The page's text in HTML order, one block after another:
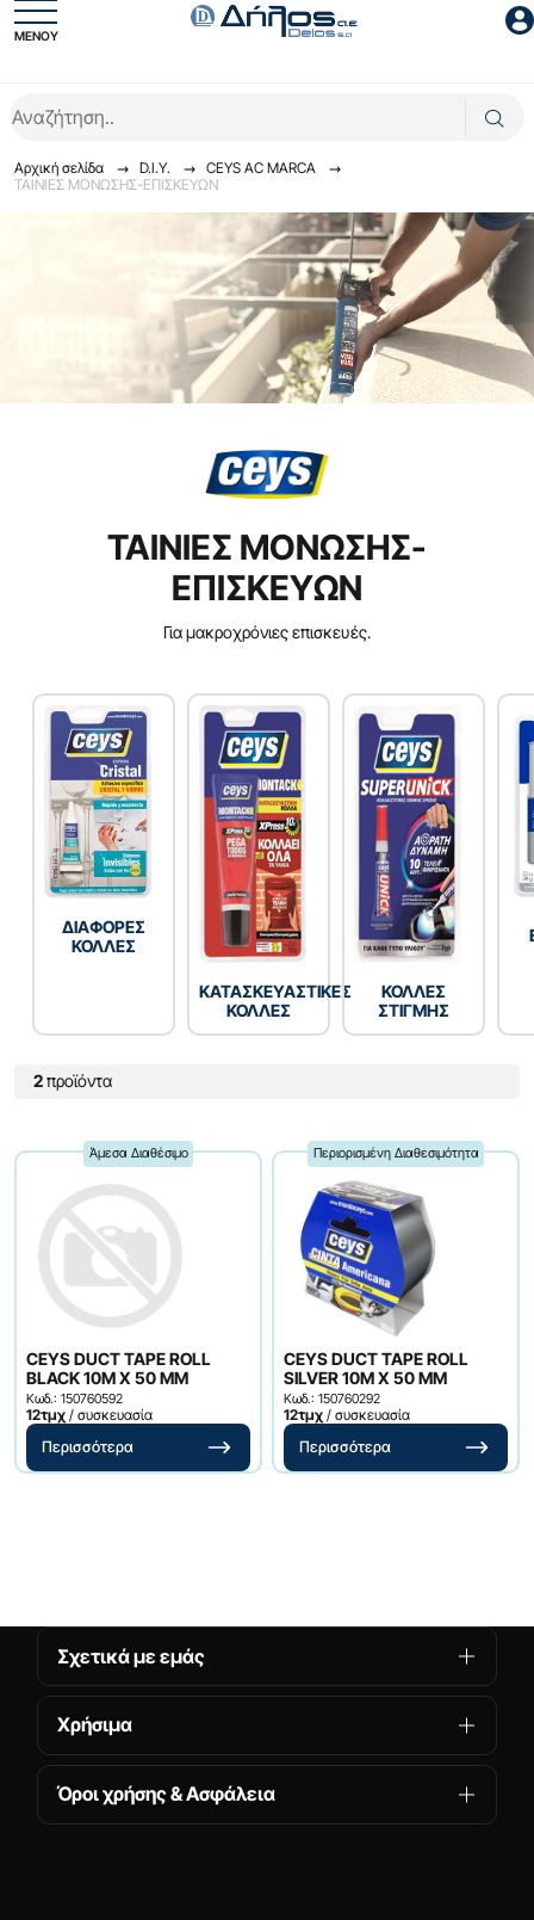
ΜΕΝΟΥ
Είσοδος
Ξέχασες το password;
Αρχική σελίδα D.I.Y.
CEYS AC MARCA
ΤΑΙΝΙΕΣ ΜΟΝΩΣΗΣ-ΕΠΙΣΚΕΥΩΝ
ΤΑΙΝΙΕΣ ΜΟΝΩΣΗΣ-
ΕΠΙΣΚΕΥΩΝ
Για μακροχρόνιες επισκευές.
ΔΙΑΦΟΡΕΣ
ΚΟΛΛΕΣ
ΚΑΤΑΣΚΕΥΑΣΤΙΚΕΣ
ΚΟΛΛΕΣ
ΚΟΛΛΕΣ
ΣΤΙΓΜΗΣ
2προϊόντα
Άμεσα Διαθέσιμο
CEYS DUCT TAPE ROLL
BLACK 10M Χ 50 MM
Κωδ.: 150760592
12τμχ / συσκευασία
Περισσότερα
Περιορισμένη Διαθεσιμότητα
CEYS DUCT TAPE ROLL
SILVER 10M Χ 50 MM
Κωδ.: 150760292
12τμχ / συσκευασία
Περισσότερα
Σχετικά με εμάς
Χρήσιμα
Όροι χρήσης & Ασφάλεια